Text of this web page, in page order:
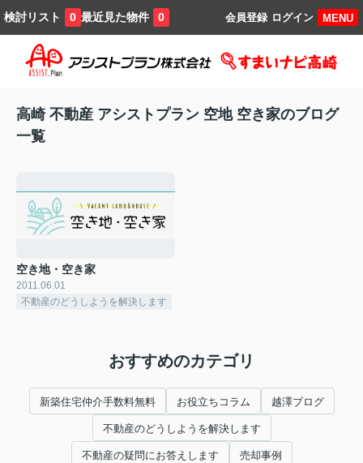
検討リスト 0 最近見た物件 0 MENU
ログイン
会員登録
高崎 不動産 アシストプラン 空地 空き家のブログ
一覧
空き地・空き家
2011.06.01
不動産のどうしようを解決します
おすすめのカテゴリ
新築住宅仲介手数料無料 お役立ちコラム 越澤ブログ
不動産のどうしようを解決します
不動産の疑問にお答えします 売却事例